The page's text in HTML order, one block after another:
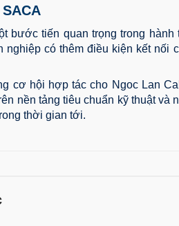
bước tiến quan trọng trong
có thêm điều kiện kết nối
cơ hội hợp tác cho Ngoc Lan
nền tảng tiêu chuẩn kỹ thuật
thời gian tới.